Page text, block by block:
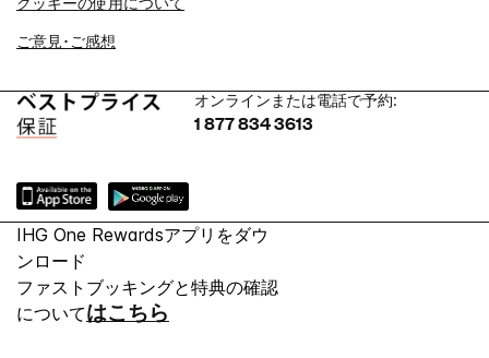
ご意見･ご感想
オンラインまたは電話で予約:
1 877 834 3613
IHG One Rewardsアプリをダウ
ンロード
ファストブッキングと特典の確認
についてはこちら